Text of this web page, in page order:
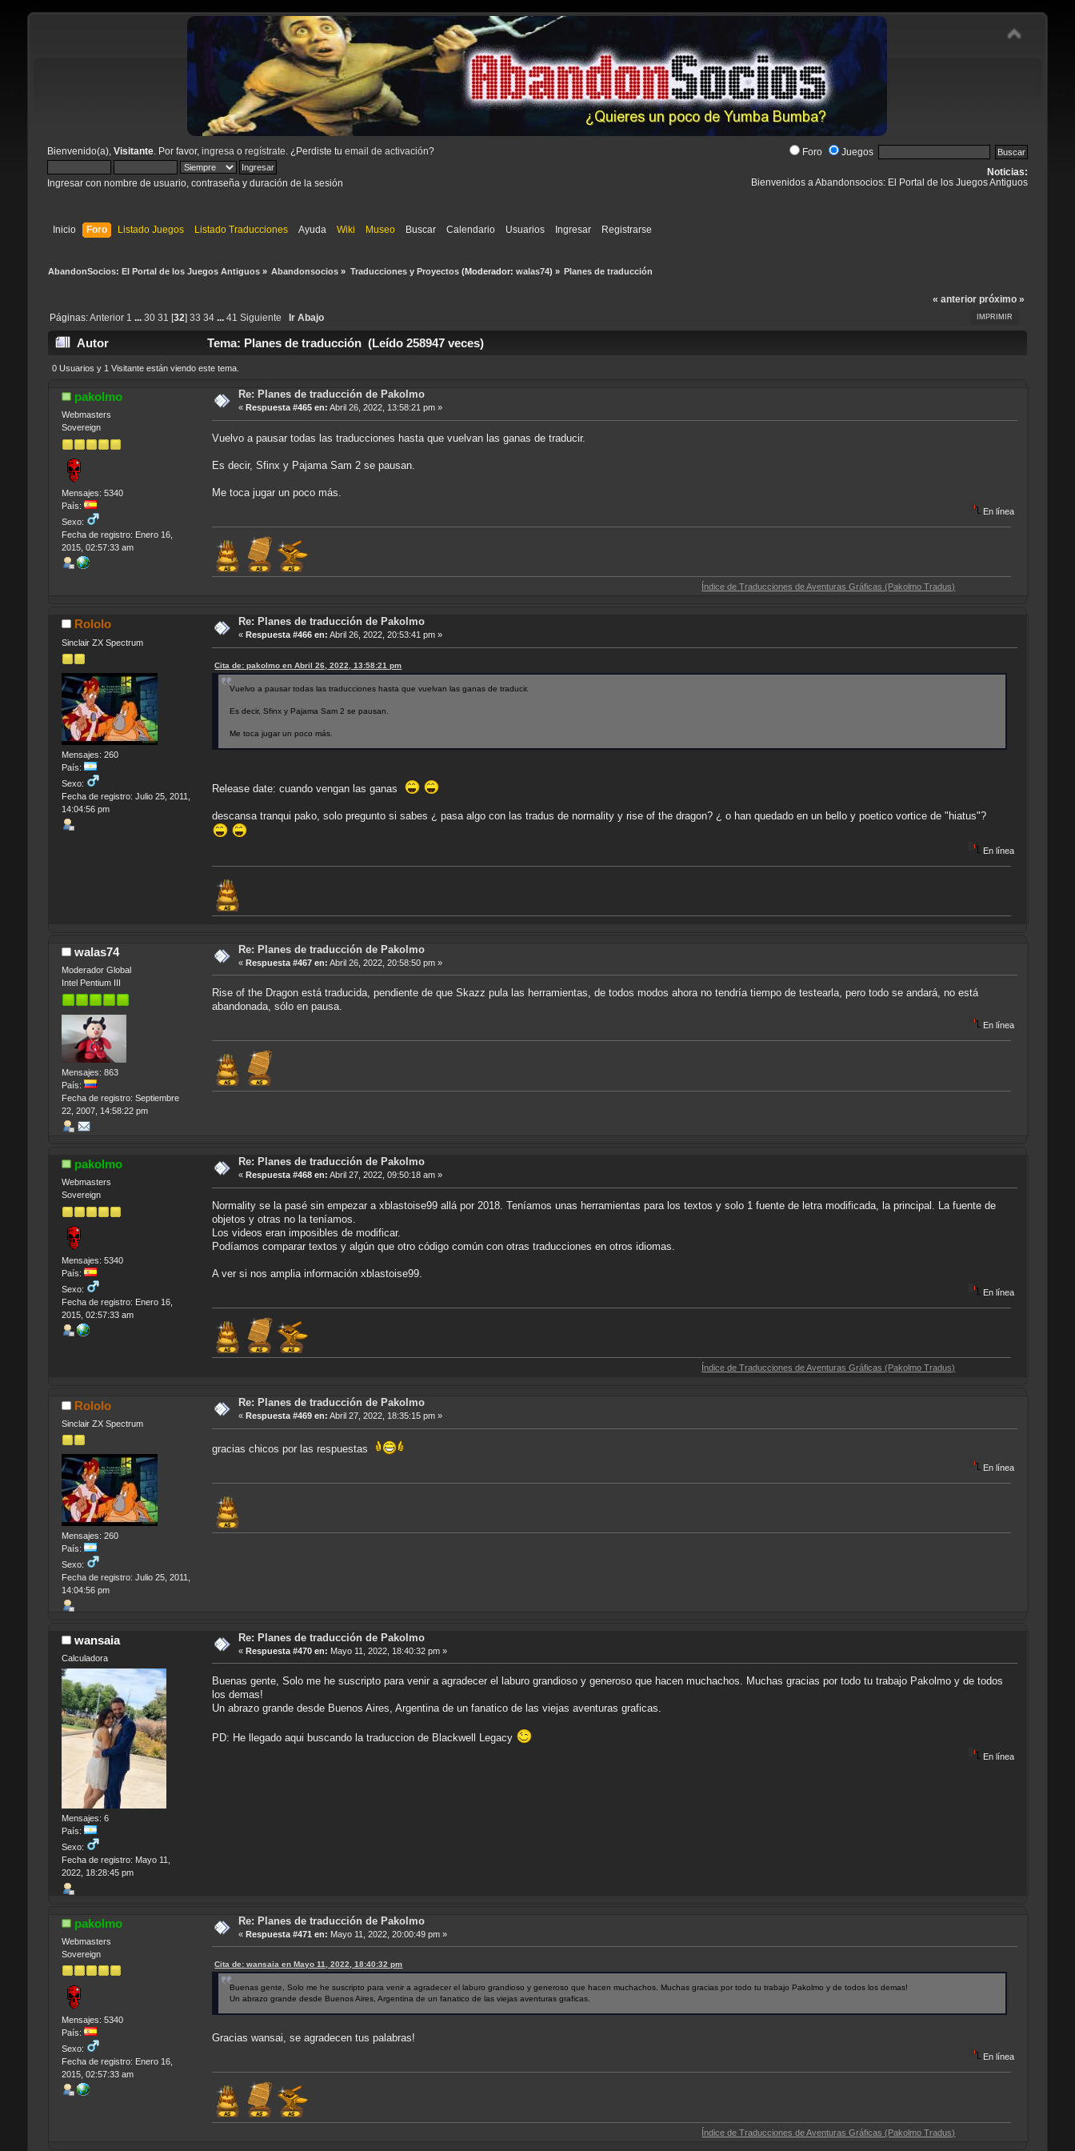
Bienvenido(a), Visitante. Por favor, ingresa o regístrate . ¿Perdiste tu email de activación?
Ingresar con nombre de usuario, contraseña y duración de la sesión
Foro Juegos
Noticias:
Bienvenidos a Abandonsocios: El Portal de los Juegos Antiguos
Inicio Foro Listado Juegos Listado Traducciones Ayuda Wiki Museo Buscar Calendario Usuarios Ingresar Registrarse
AbandonSocios: El Portal de los Juegos Antiguos» Abandonsocios » Traducciones y Proyectos(Moderador: walas74) » Planes de traducción
« anterior próximo »
IMPRIMIR
Páginas:Anterior 1 ... 30 31 32 33 34 ... 41 Siguiente Ir Abajo
Autor Tema: Planes de traducción (Leído 258947 veces)
0 Usuarios y 1 Visitante están viendo este tema.
pakolmo
Webmasters
Sovereign
Mensajes: 5340
País:
Sexo:
Fecha de registro: Enero 16,
2015, 02:57:33 am
Re: Planes de traducción de Pakolmo
« Respuesta #465 en: Abril 26, 2022, 13:58:21 pm »
Vuelvo a pausar todas las traducciones hasta que vuelvan las ganas de traducir.
Es decir, Sfinx y Pajama Sam 2 se pausan.
Me toca jugar un poco más.
En línea
Índice de Traducciones de Aventuras Gráficas (Pakolmo Tradus)
Rololo
Sinclair ZX Spectrum
Mensajes: 260
País:
Sexo:
Fecha de registro: Julio 25, 2011,
14:04:56 pm
Re: Planes de traducción de Pakolmo
« Respuesta #466 en: Abril 26, 2022, 20:53:41 pm »
Cita de: pakolmo en Abril 26, 2022, 13:58:21 pm
Vuelvo a pausar todas las traducciones hasta que vuelvan las ganas de traducir.
Es decir, Sfinx y Pajama Sam 2 se pausan.
Me toca jugar un poco más.
Release date: cuando vengan las ganas
descansa tranqui pako, solo pregunto si sabes ¿ pasa algo con las tradus de normality y rise of the dragon? ¿ o han quedado en un bello y poetico vortice de "hiatus"?
En línea
walas74
Moderador Global
Intel Pentium III
Mensajes: 863
País:
Fecha de registro: Septiembre
22, 2007, 14:58:22 pm
Re: Planes de traducción de Pakolmo
« Respuesta #467 en: Abril 26, 2022, 20:58:50 pm »
Rise of the Dragon está traducida, pendiente de que Skazz pula las herramientas, de todos modos ahora no tendría tiempo de testearla, pero todo se andará, no está
abandonada, sólo en pausa.
En línea
pakolmo
Webmasters
Sovereign
Mensajes: 5340
País:
Sexo:
Fecha de registro: Enero 16,
2015, 02:57:33 am
Re: Planes de traducción de Pakolmo
« Respuesta #468 en: Abril 27, 2022, 09:50:18 am »
Normality se la pasé sin empezar a xblastoise99 allá por 2018. Teníamos unas herramientas para los textos y solo 1 fuente de letra modificada, la principal. La fuente de
objetos y otras no la teníamos.
Los videos eran imposibles de modificar.
Podíamos comparar textos y algún que otro código común con otras traducciones en otros idiomas.
A ver si nos amplia información xblastoise99.
En línea
Índice de Traducciones de Aventuras Gráficas (Pakolmo Tradus)
Rololo
Sinclair ZX Spectrum
Mensajes: 260
País:
Sexo:
Fecha de registro: Julio 25, 2011,
14:04:56 pm
Re: Planes de traducción de Pakolmo
« Respuesta #469 en: Abril 27, 2022, 18:35:15 pm »
gracias chicos por las respuestas
En línea
wansaia
Calculadora
Mensajes: 6
País:
Sexo:
Fecha de registro: Mayo 11,
2022, 18:28:45 pm
Re: Planes de traducción de Pakolmo
« Respuesta #470 en: Mayo 11, 2022, 18:40:32 pm »
Buenas gente, Solo me he suscripto para venir a agradecer el laburo grandioso y generoso que hacen muchachos. Muchas gracias por todo tu trabajo Pakolmo y de todos
los demas!
Un abrazo grande desde Buenos Aires, Argentina de un fanatico de las viejas aventuras graficas.
PD: He llegado aqui buscando la traduccion de Blackwell Legacy
En línea
pakolmo
Webmasters
Sovereign
Mensajes: 5340
País:
Sexo:
Fecha de registro: Enero 16,
2015, 02:57:33 am
Re: Planes de traducción de Pakolmo
« Respuesta #471 en: Mayo 11, 2022, 20:00:49 pm »
Cita de: wansaia en Mayo 11, 2022, 18:40:32 pm
Buenas gente, Solo me he suscripto para venir a agradecer el laburo grandioso y generoso que hacen muchachos. Muchas gracias por todo tu trabajo Pakolmo y de todos los demas!
Un abrazo grande desde Buenos Aires, Argentina de un fanatico de las viejas aventuras graficas.
Gracias wansai, se agradecen tus palabras!
En línea
Índice de Traducciones de Aventuras Gráficas (Pakolmo Tradus)